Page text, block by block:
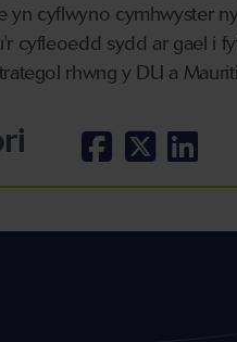
yn cyflwyno cymhwyster
cyfleoedd sydd ar gael i
rhwng y DU a